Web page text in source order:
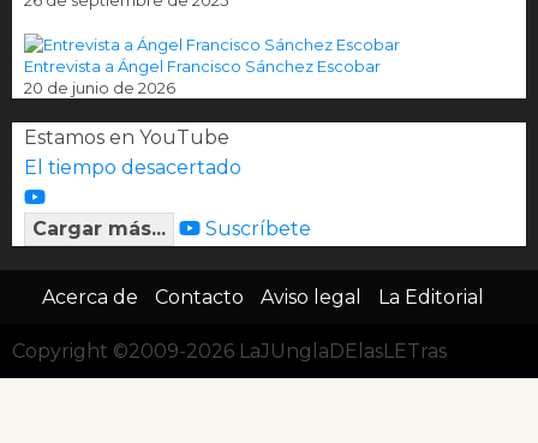
Entrevista a Ángel Francisco Sánchez Escobar
20 de junio de 2026
Estamos en YouTube
El tiempo desacertado
Cargar más... Suscríbete
Acerca de Contacto Aviso legal La Editorial
Copyright ©2009-2026 LaJUnglaDElasLETras